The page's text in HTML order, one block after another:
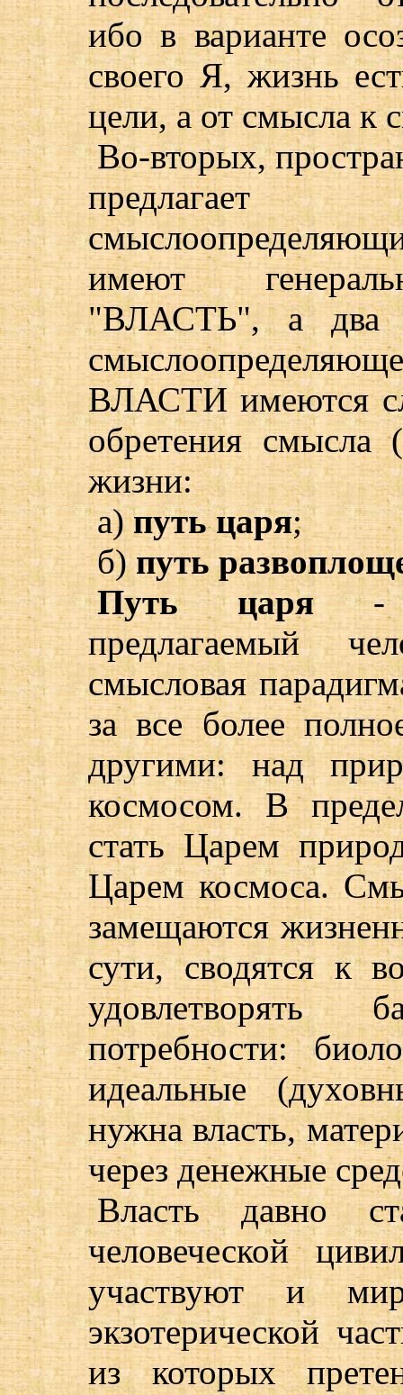
ибо в варианте
своего Я, жизнь
цели, а от смысла к
Во-вторых,
имеют
"ВЛАСТЬ", а два
ВЛАСТИ имеются
обретения смысла
жизни:
а)путь царя;
б)путь
Путь царя-
предлагаемый
смысловая
за все более
другими: над
космосом. В
стать Царем
Царем космоса.
замещаются
сути, сводятся к
удовлетворять
потребности:
идеальные
нужна власть,
через денежные
Власть давно
человеческой
участвуют и
экзотерической
из которых